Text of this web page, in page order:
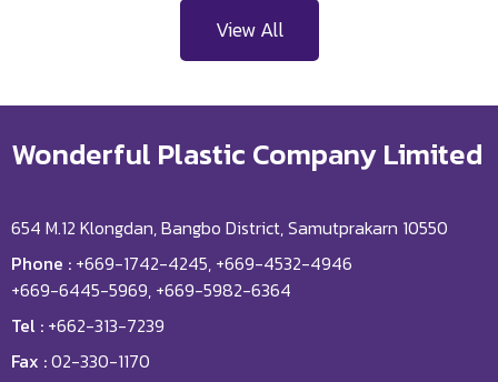
View All
Wonderful Plastic Company Limited
654 M.12 Klongdan, Bangbo District, Samutprakarn 10550
Phone : +669-1742-4245, +669-4532-4946
+669-6445-5969, +669-5982-6364
Tel : +662-313-7239
Fax :02-330-1170